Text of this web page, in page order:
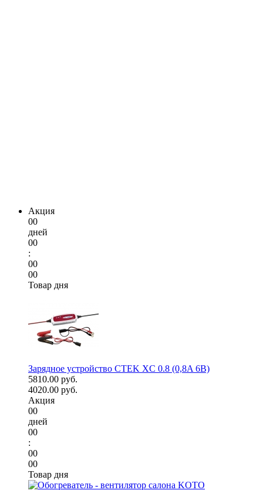
Акция
00
дней
00
:
00
00
Товар дня
Зарядное устройство CTEK XC 0.8 (0,8A 6В)
5810.00 руб.
4020.00 руб.
Акция
00
дней
00
:
00
00
Товар дня